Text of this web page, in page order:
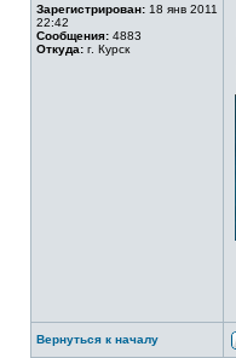
Зарегистрирован: 18 янв 2011
22:42
Сообщения: 4883
Откуда: г. Курск
Вернуться к началу